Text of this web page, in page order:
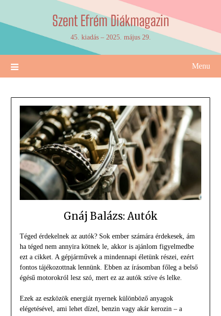
content
Szent Efrém Diákmagazin
45. kiadás – 2025. május 29.
Menu
Gnáj Balázs: Autók
Téged érdekelnek az autók? Sok ember számára érdekesek, ám
ha téged nem annyira kötnek le, akkor is ajánlom figyelmedbe
ezt a cikket. A gépjárművek a mindennapi életünk részei, ezért
fontos tájékozottnak lennünk. Ebben az írásomban főleg a belső
égésű motorokról lesz szó, mert ez az autók szíve és lelke.
Ezek az eszközök energiát nyernek különböző anyagok
elégetésével, ami lehet dízel, benzin vagy akár kerozin – a